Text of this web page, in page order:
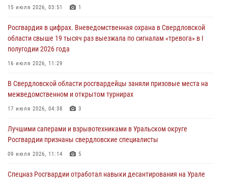
31 июля 2026, 12:27 1
Росгвардия обеспечивает безопасность граждан на южном
направлении
31 июля 2026, 06:56
рассказал об итогах работы подразделения в эфире телекомпании
«Телекон»
30 июля 2026, 11:33 1
15 июля 2026, 03:51 1
Росгвардия в цифрах. Вневедомственная охрана в Свердловской
области свыше 19 тысяч раз выезжала по сигналам «тревога» в I
полугодии 2026 года
16 июля 2026, 11:29
В Свердловской области росгвардейцы заняли призовые места на
межведомственном и открытом турнирах
17 июля 2026, 04:38 3
Лучшими саперами и взрывотехниками в Уральском округе
Росгвардии признаны свердловские специалисты
09 июля 2026, 11:14 5
Спецназ Росгвардии отработал навыки десантирования на Урале